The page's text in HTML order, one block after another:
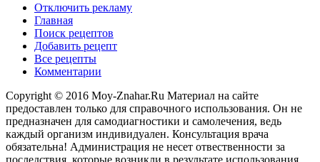
Отключить рекламу
Главная
Поиск рецептов
Добавить рецепт
Все рецепты
Комментарии
Copyright © 2016 Moy-Znahar.Ru Материал на сайте
предоставлен только для справочного использования. Он не
предназначен для самодиагностики и самолечения, ведь
каждый организм индивидуален. Консультация врача
обязательна! Администрация не несет отвественности за
последствия, которые возникли в результате использования